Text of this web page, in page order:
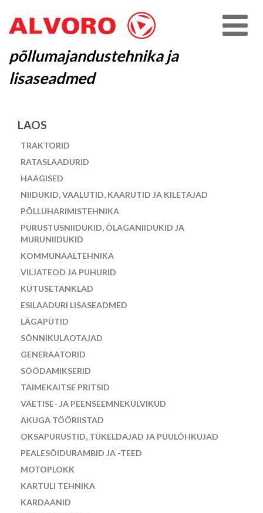
põllumajandustehnika ja
lisaseadmed
LAOS
TRAKTORID
RATASLAADURID
HAAGISED
NIIDUKID, VAALUTID, KAARUTID JA KILETAJAD
PÕLLUHARIMISTEHNIKA
PURUSTUSNIIDUKID, ÕLAGANIIDUKID JA
MURUNIIDUKID
KOMMUNAALTEHNIKA
VILJATEOD JA PUHURID
KÜTUSETANKLAD
ESILAADURI LISASEADMED
LÄGAPÜTID
SÕNNIKULAOTAJAD
GENERAATORID
SÖÖDAMIKSERID
TAIMEKAITSE PRITSID
VÄETISE- JA PEENSEEMNEKÜLVIKUD
AKUGA TÖÖRIISTAD
OKSAPURUSTID, TÜKELDAJAD JA PUULÕHKUJAD
PEALESÕIDURAMBID JA -TEED
MOTOPLOKK
KARTULI TEHNIKA
KARDAANID